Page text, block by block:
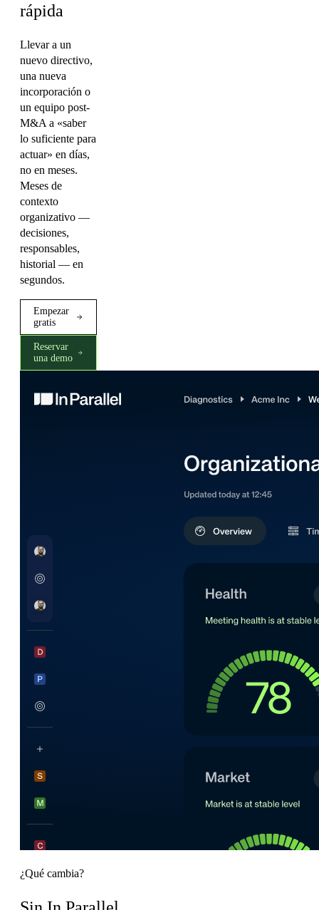
rápida
Llevar a un
nuevo directivo,
una nueva
incorporación o
un equipo post-
M&A a «saber
lo suficiente para
actuar» en días,
no en meses.
Meses de
contexto
organizativo —
decisiones,
responsables,
historial — en
segundos.
Empezar
gratis
Reservar
una demo
¿Qué cambia?